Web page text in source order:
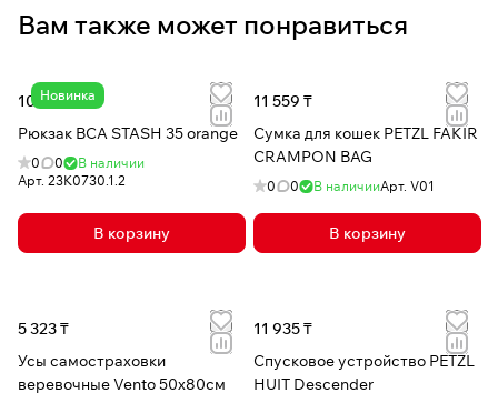
Вам также может понравиться
Новинка
109 785 ₸
Рюкзак BCA STASH 35 orange
0 0
В наличии
Арт. 23K0730.1.2
В корзину
11 559 ₸
Сумка для кошек PETZL FAKIR
CRAMPON BAG
0 0 В наличииАрт. V01
В корзину
5 323 ₸
Усы самостраховки
веревочные Vento 50х80см
11 935 ₸
Спусковое устройство PETZL
HUIT Descender